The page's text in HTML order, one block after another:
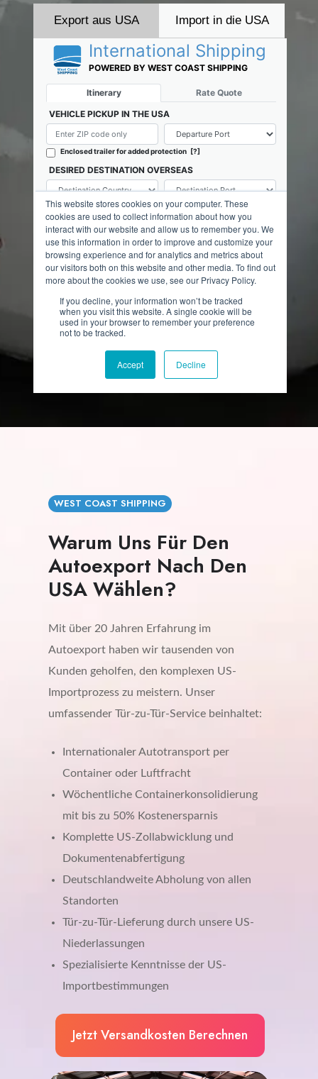
Export aus USA Import in die USA
WEST COAST SHIPPING
Warum Uns Für Den
Autoexport Nach Den
USA Wählen?
Mit über 20 Jahren Erfahrung im
Autoexport haben wir tausenden von
Kunden geholfen, den komplexen US-
Importprozess zu meistern. Unser
umfassender Tür-zu-Tür-Service beinhaltet:
Internationaler Autotransport per
Container oder Luftfracht
Wöchentliche Containerkonsolidierung
mit bis zu 50% Kostenersparnis
Komplette US-Zollabwicklung und
Dokumentenabfertigung
Deutschlandweite Abholung von allen
Standorten
Tür-zu-Tür-Lieferung durch unsere US-
Niederlassungen
Spezialisierte Kenntnisse der US-
Importbestimmungen
Jetzt Versandkosten Berechnen